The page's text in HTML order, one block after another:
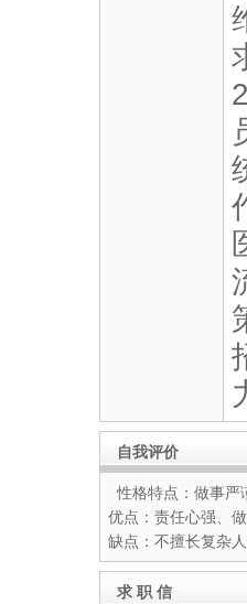
自我评价
性格特点：做事严
优点：责任心强、
缺点：不擅长复杂
求 职 信